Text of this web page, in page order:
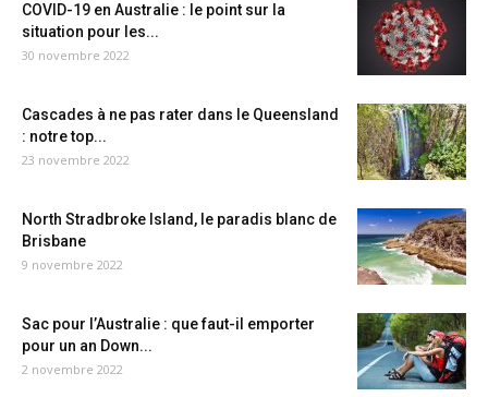
COVID-19 en Australie : le point sur la
situation pour les...
30 novembre 2022
Cascades à ne pas rater dans le Queensland
: notre top...
23 novembre 2022
North Stradbroke Island, le paradis blanc de
Brisbane
9 novembre 2022
Sac pour l’Australie : que faut-il emporter
pour un an Down...
2 novembre 2022